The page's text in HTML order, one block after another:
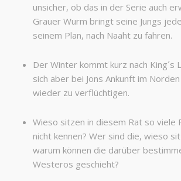
unsicher, ob das in der Serie auch
Grauer Wurm bringt seine Jungs
seinem Plan, nach Naaht zu fahren.
Der Winter kommt kurz nach King´s
sich aber bei Jons Ankunft im
wieder zu verflüchtigen.
Wieso sitzen in diesem Rat so viele
nicht kennen? Wer sind die, wieso
warum können die darüber
Westeros geschieht?